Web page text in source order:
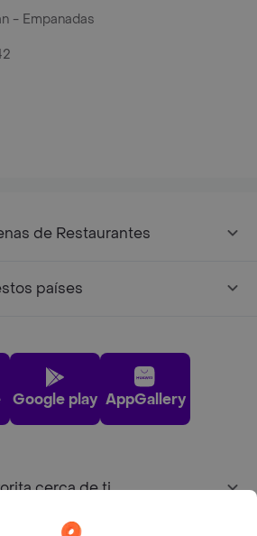
- Empanadas
de Restaurantes
países
Google play AppGallery
cerca de ti